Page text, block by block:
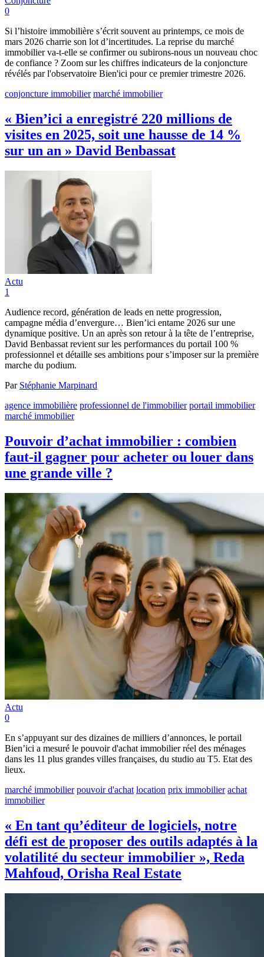
0
Si l’histoire immobilière s’écrit souvent au printemps, ce mois de
mars 2026 charrie son lot d’incertitudes. La reprise du marché
immobilier va-t-elle se confirmer ou subirons-nous un nouveau choc
de confiance ? Zoom sur les chiffres indicateurs de la conjoncture
révélés par l'observatoire Bien'ici pour ce premier trimestre 2026.
conjoncture immobilier marché immobilier
« Bien’ici a enregistré 220 millions de
visites en 2025, soit une hausse de 14 %
sur un an » David Benbassat
Actu
1
Audience record, génération de leads en nette progression,
campagne média d’envergure… Bien’ici entame 2026 sur une
dynamique positive. Un an après son retour à la tête de l’entreprise,
David Benbassat revient sur les performances du portail 100 %
professionnel et détaille ses ambitions pour s’imposer sur la première
marche du podium.
Par Stéphanie Marpinard
agence immobilière professionnel de l'immobilier portail immobilier
marché immobilier
Pouvoir d’achat immobilier : combien
faut-il gagner pour acheter ou louer dans
une grande ville ?
Actu
0
En s’appuyant sur des dizaines de milliers d’annonces, le portail
Bien’ici a mesuré le pouvoir d'achat immobilier réel des ménages
dans les 11 plus grandes villes françaises, du studio au T5. Etat des
lieux.
marché immobilier pouvoir d'achat location prix immobilier achat
immobilier
« En tant qu’éditeur de logiciels, notre
défi est de proposer des outils adaptés à la
volatilité du secteur immobilier », Reda
Mahfoud, Orisha Real Estate